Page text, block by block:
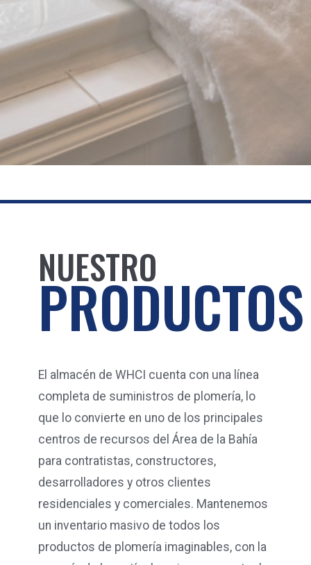
NUESTRO
PRODUCTOS
El almacén de WHCI cuenta con una línea
completa de suministros de plomería, lo
que lo convierte en uno de los principales
centros de recursos del Área de la Bahía
para contratistas, constructores,
desarrolladores y otros clientes
residenciales y comerciales. Mantenemos
un inventario masivo de todos los
productos de plomería imaginables, con la